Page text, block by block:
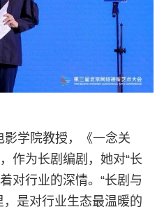
学院教授，《一念关
，作为长剧编剧，她对“长
对行业的深情。“长剧与
是对行业生态最温暖的